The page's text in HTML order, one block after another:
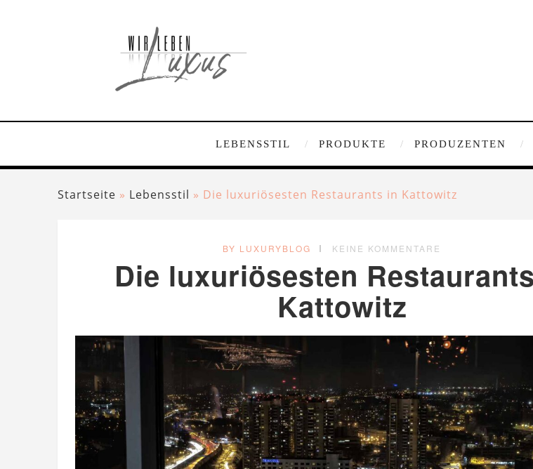
LEBENSSTIL PRODUKTE PRODUZENTEN
Startseite » Lebensstil » Die luxuriösesten Restaurants in Kattowitz
BY LUXURYBLOG KEINE KOMMENTARE
Die luxuriösesten
Kattowitz